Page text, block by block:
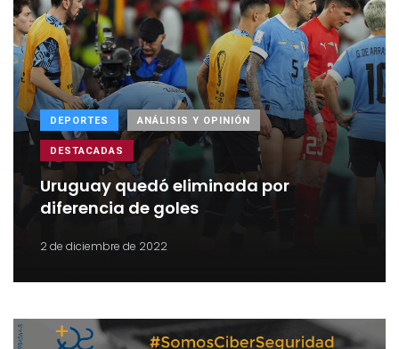
DEPORTES ANÁLISIS Y OPINIÓN
DESTACADAS
Uruguay quedó eliminada por
diferencia de goles
2 de diciembre de 2022